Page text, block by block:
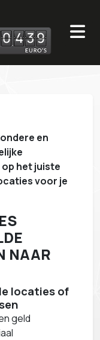
0 439
en
op het juiste
voor je
NAAR
locaties of
geld